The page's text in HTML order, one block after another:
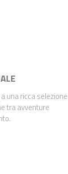
tra avventure